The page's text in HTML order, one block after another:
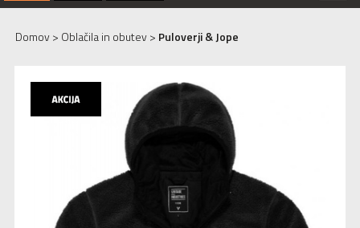
Domov> Oblačila in obutev> Puloverji & Jope